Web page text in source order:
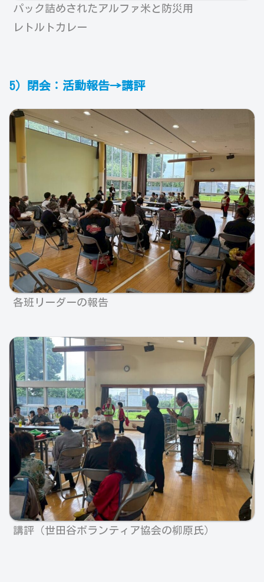
パック詰めされたアルファ米と防災用
レトルトカレー
5）閉会：活動報告→講評
各班リーダーの報告
講評（世田谷ボランティア協会の柳原氏）